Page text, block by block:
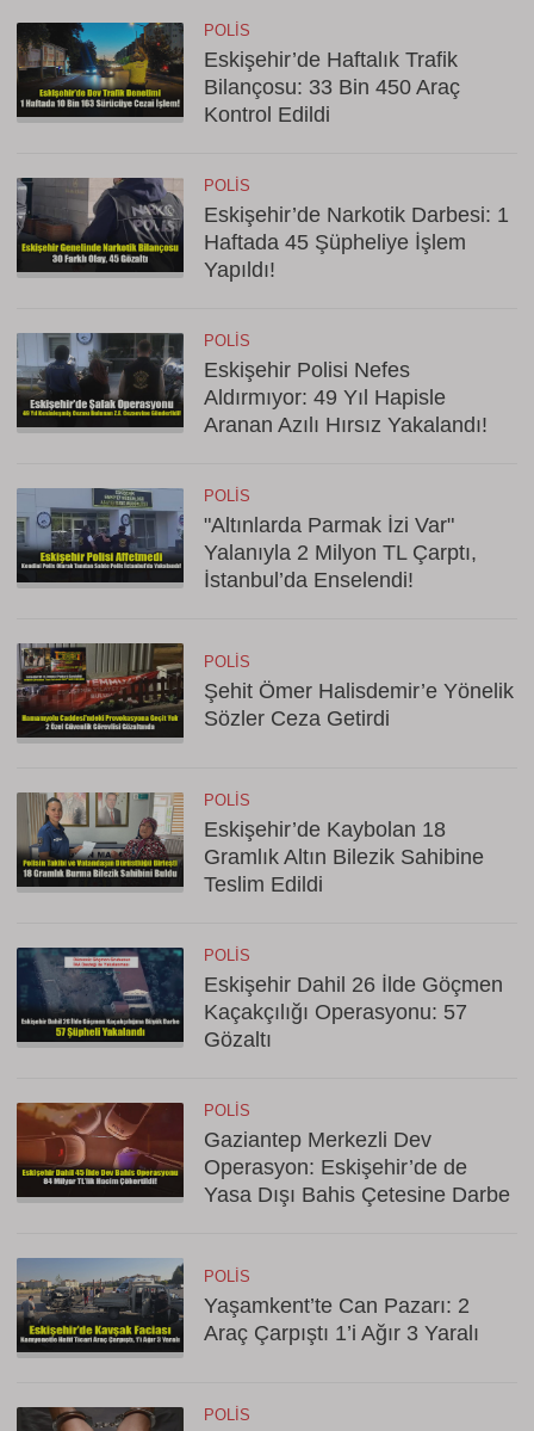
POLIS
Eskişehir’de Haftalık Trafik
Bilançosu: 33 Bin 450 Araç
Kontrol Edildi
POLIS
Eskişehir’de Narkotik Darbesi: 1
Haftada 45 Şüpheliye İşlem
Yapıldı!
POLIS
Eskişehir Polisi Nefes
Aldırmıyor: 49 Yıl Hapisle
Aranan Azılı Hırsız Yakalandı!
POLIS
"Altınlarda Parmak İzi Var"
Yalanıyla 2 Milyon TL Çarptı,
İstanbul’da Enselendi!
POLIS
Şehit Ömer Halisdemir’e Yönelik
Sözler Ceza Getirdi
POLIS
Eskişehir’de Kaybolan 18
Gramlık Altın Bilezik Sahibine
Teslim Edildi
POLIS
Eskişehir Dahil 26 İlde Göçmen
Kaçakçılığı Operasyonu: 57
Gözaltı
POLIS
Gaziantep Merkezli Dev
Operasyon: Eskişehir’de de
Yasa Dışı Bahis Çetesine Darbe
POLIS
Yaşamkent’te Can Pazarı: 2
Araç Çarpıştı 1’i Ağır 3 Yaralı
POLIS